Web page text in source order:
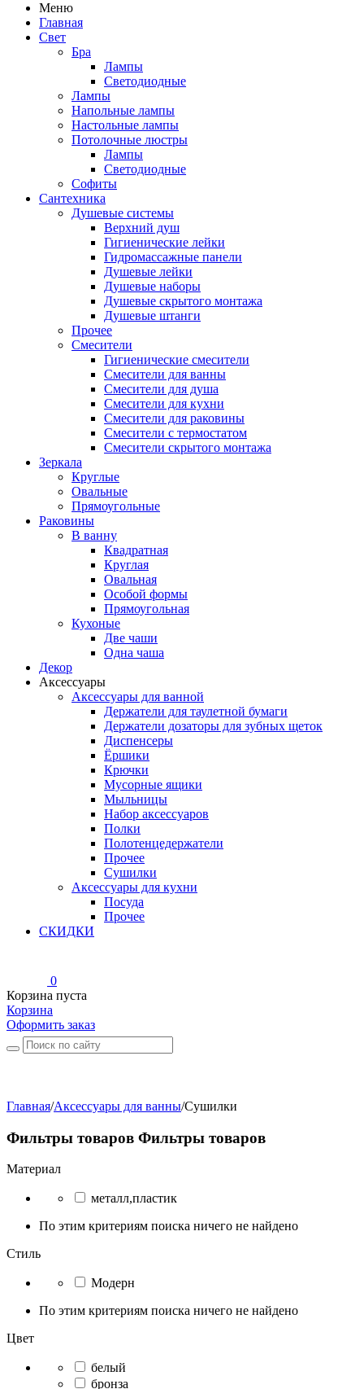
Меню
Главная
Свет
Бра
Лампы
Светодиодные
Лампы
Напольные лампы
Настольные лампы
Потолочные люстры
Лампы
Светодиодные
Софиты
Сантехника
Душевые системы
Верхний душ
Гигиенические лейки
Гидромассажные панели
Душевые лейки
Душевые наборы
Душевые скрытого монтажа
Душевые штанги
Прочее
Смесители
Гигиенические смесители
Смесители для ванны
Смесители для душа
Смесители для кухни
Смесители для раковины
Смесители с термостатом
Смесители скрытого монтажа
Зеркала
Круглые
Овальные
Прямоугольные
Раковины
В ванну
Квадратная
Круглая
Овальная
Особой формы
Прямоугольная
Кухоные
Две чаши
Одна чаша
Декор
Аксессуары
Аксессуары для ванной
Держатели для таулетной бумаги
Держатели дозаторы для зубных щеток
Диспенсеры
Ёршики
Крючки
Мусорные ящики
Мыльницы
Набор аксессуаров
Полки
Полотенцедержатели
Прочее
Сушилки
Аксессуары для кухни
Посуда
Прочее
СКИДКИ
0
Корзина пуста
Корзина
Оформить заказ
Главная/Аксессуары для ванны/Сушилки
Фильтры товаров Фильтры товаров
Материал
металл,пластик
По этим критериям поиска ничего не найдено
Стиль
Модерн
По этим критериям поиска ничего не найдено
Цвет
белый
бронза